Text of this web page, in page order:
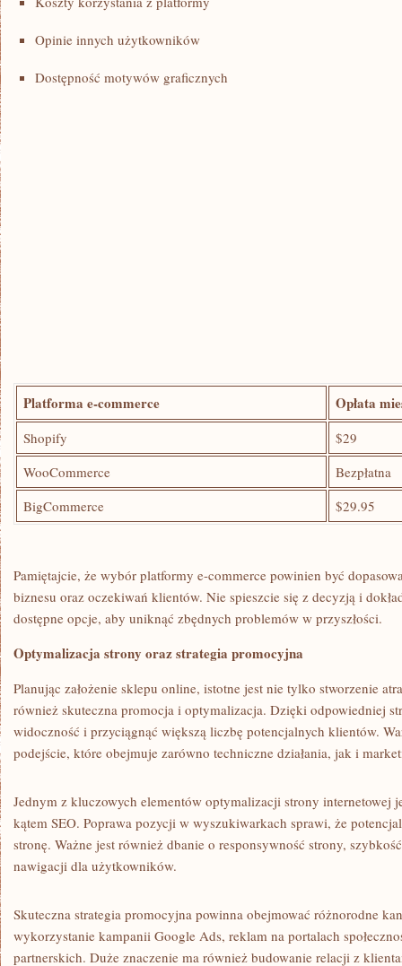
Opinie innych użytkowników
Dostępność motywów graficznych
Platforma e-commerce Opłata
Shopify
$29
WooCommerce
Bezpłatna
BigCommerce
$29.95
Pamiętajcie, że wybór platformy e-commerce powinien być
biznesu oraz oczekiwań klientów. Nie spieszcie się z decyzją i⁤
dostępne opcje, aby uniknąć zbędnych problemów w przyszłości.
Optymalizacja strony oraz strategia promocyjna
Planując założenie sklepu online, istotne jest nie tylko stworzenie
również skuteczna promocja i‌ optymalizacja. Dzięki odpowiedniej
⁣widoczność i⁢ przyciągnąć większą liczbę potencjalnych klientów.
⁢podejście, które obejmuje zarówno techniczne działania, jak⁢ i
Jednym z ‍kluczowych elementów optymalizacji strony internetowej‌
kątem SEO. Poprawa pozycji⁣ w wyszukiwarkach sprawi,⁢ że
stronę. Ważne jest również dbanie o responsywność strony,
nawigacji dla użytkowników.
Skuteczna strategia promocyjna powinna obejmować różnorodne
wykorzystanie kampanii Google Ads, reklam ​na portalach
partnerskich. Duże znaczenie ma ‌również budowanie relacji z